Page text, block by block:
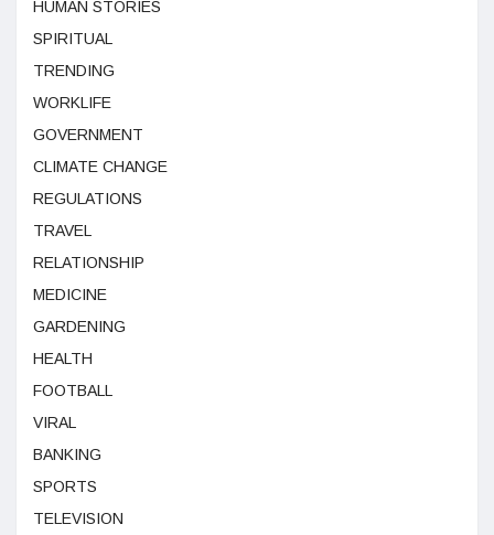
HUMAN STORIES
SPIRITUAL
TRENDING
WORKLIFE
GOVERNMENT
CLIMATE CHANGE
REGULATIONS
TRAVEL
RELATIONSHIP
MEDICINE
GARDENING
HEALTH
FOOTBALL
VIRAL
BANKING
SPORTS
TELEVISION